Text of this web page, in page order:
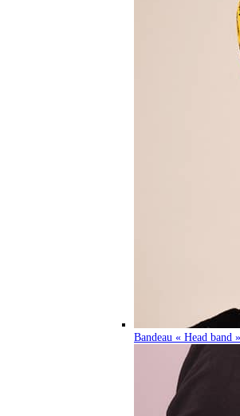
Bandeau « Head band